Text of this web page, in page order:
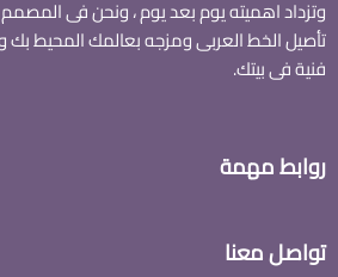
وتزداد اهميته يوم بعد يوم ، ونحن فى
تأصيل الخط العربى ومزجه بعالمك المحيط
فنية فى بيتك.
روابط مهمة
تواصل معنا